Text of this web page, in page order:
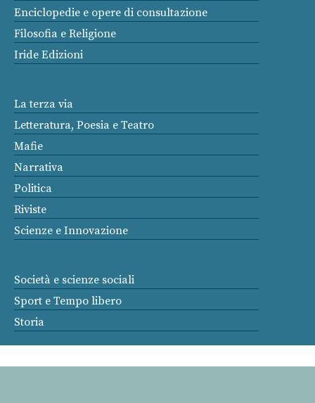
Enciclopedie e opere di consultazione
Filosofia e Religione
Iride Edizioni
La terza via
Letteratura, Poesia e Teatro
Mafie
Narrativa
Politica
Riviste
Scienze e Innovazione
Società e scienze sociali
Sport e Tempo libero
Storia